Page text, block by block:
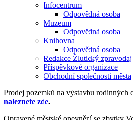
Infocentrum
Odpovědná osoba
Muzeum
Odpovědná osoba
Knihovna
Odpovědná osoba
Redakce Žlutický zpravodaj
Příspěvkové organizace
Obchodní společnosti města
Prodej pozemků na výstavbu rodinných
naleznete zde.
Opravené městské opevnění se zbytky